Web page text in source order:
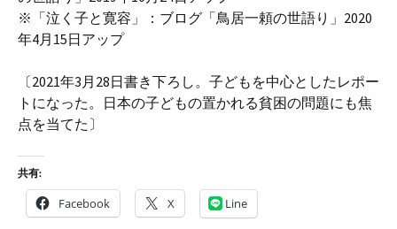
※「泣く子と寛容」：ブログ「鳥居一頼の世語り」2020
年4月15日アップ
〔2021年3月28日書き下ろし。子どもを中心としたレポー
トになった。日本の子どもの置かれる貧困の問題にも焦
点を当てた〕
共有:
Facebook X Line